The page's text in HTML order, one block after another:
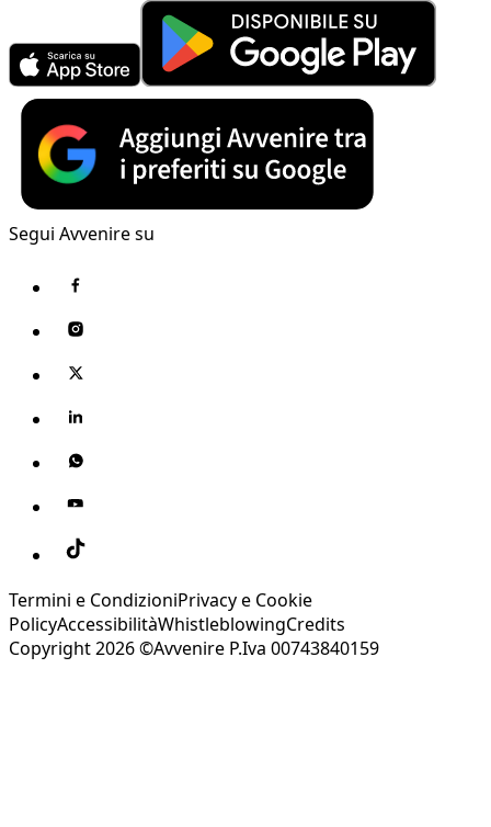
Segui Avvenire su
Termini e CondizioniPrivacy e Cookie
PolicyAccessibilitàWhistleblowingCredits
Copyright 2026 ©Avvenire P.Iva 00743840159